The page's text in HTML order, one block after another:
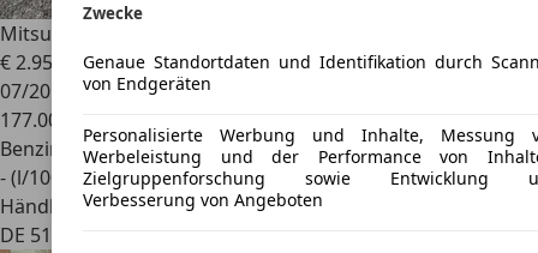
Zwecke
Genaue Standortdaten und Identifikation durch
von Endgeräten
Personalisierte Werbung und Inhalte, Messung
Werbeleistung und der Performance von
Zielgruppenforschung sowie Entwicklung
Verbesserung von Angeboten
Mitsubishi Lancer
€ 2.950
07/2010
177.000 km
Benzin
- (l/100 km)
Händler
DE 51469